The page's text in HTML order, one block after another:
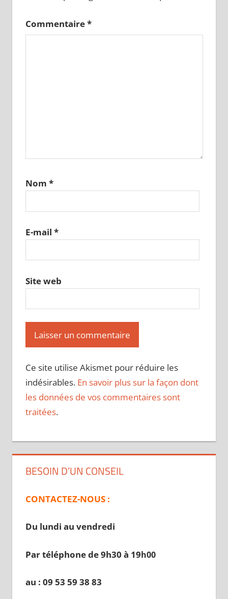
Commentaire*
Nom *
E-mail *
Site web
Ce site utilise Akismet pour réduire les
indésirables. En savoir plus sur la façon dont
les données de vos commentaires sont
traitées.
BESOIN D’UN CONSEIL
CONTACTEZ-NOUS :
Du lundi au vendredi
Par téléphone de 9h30 à 19h00
au : 09 53 59 38 83